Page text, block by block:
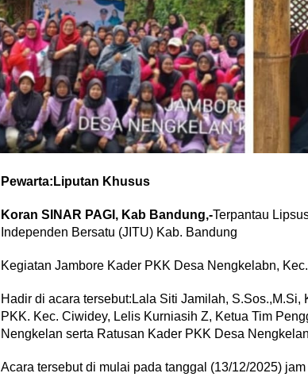
Pewarta:Liputan Khusus
Koran SINAR PAGI, Kab Bandung,-Terpantau
Independen Bersatu (JITU) Kab. Bandung
Kegiatan Jambore Kader PKK Desa Nengkelabn,
Hadir di acara tersebut:Lala Siti Jamilah, S.Sos.,M.Si,
PKK. Kec. Ciwidey, Lelis Kurniasih Z, Ketua Tim
Nengkelan serta Ratusan Kader PKK Desa
Acara tersebut di mulai pada tanggal (13/12/2025)